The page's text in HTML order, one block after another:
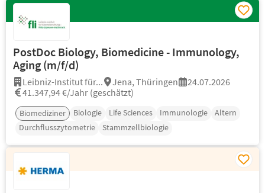
PostDoc Biology, Biomedicine - Immunology,
Aging (m/f/d)
Leibniz-Institut für... Jena, Thüringen
24.07.2026
41.347,94 €/Jahr (geschätzt)
Biomediziner Biologie Life Sciences Immunologie
Altern
Durchflusszytometrie
Stammzellbiologie